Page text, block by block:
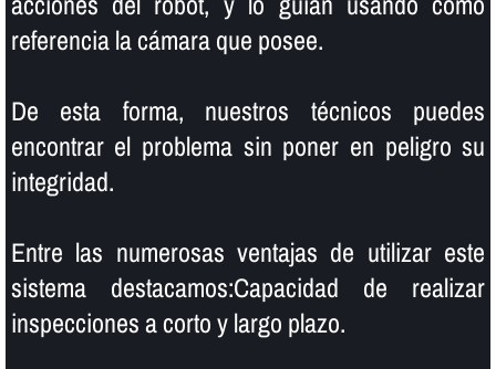
referencia la cámara que posee.
De esta forma, nuestros técnicos puedes
encontrar el problema sin poner en peligro su
integridad.
Entre las numerosas ventajas de utilizar este
sistema destacamos:Capacidad de realizar
inspecciones a corto y largo plazo.